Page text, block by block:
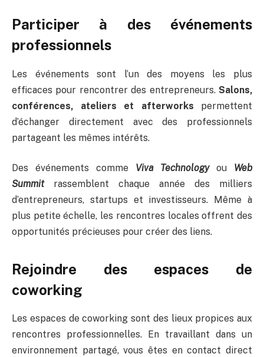
Participer à des événements
professionnels
Les événements sont l’un des moyens les plus
efficaces pour rencontrer des entrepreneurs. Salons,
conférences, ateliers et afterworks permettent
d’échanger directement avec des professionnels
partageant les mêmes intérêts.
Des événements comme Viva Technologyou Web
Summitrassemblent chaque année des milliers
d’entrepreneurs, startups et investisseurs. Même à
plus petite échelle, les rencontres locales offrent des
opportunités précieuses pour créer des liens.
Rejoindre des espaces de
coworking
Les espaces de coworking sont des lieux propices aux
rencontres professionnelles. En travaillant dans un
environnement partagé, vous êtes en contact direct